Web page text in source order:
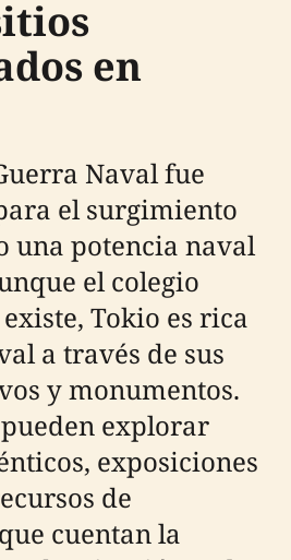
en
Naval fue
el surgimiento
una potencia naval
el colegio
Tokio es rica
a través de sus
y monumentos.
explorar
exposiciones
de
cuentan la